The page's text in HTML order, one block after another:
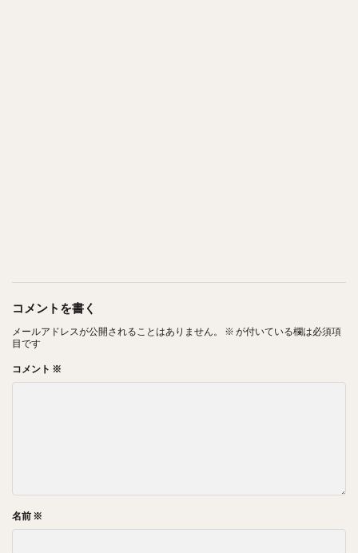
コメントを書く
メールアドレスが公開されることはありません。 ※ が付いている欄は必須項
目です
コメント ※
名前 ※